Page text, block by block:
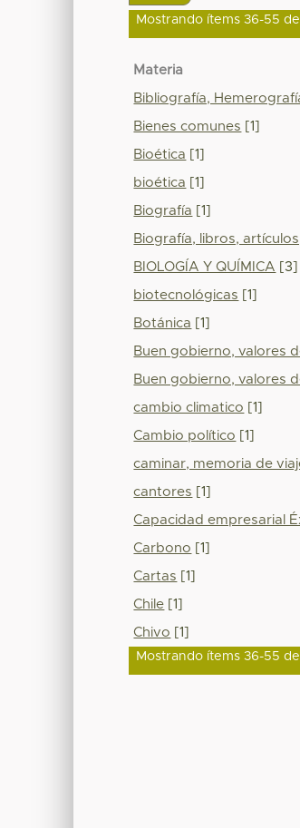
Mostrando ítems 36-55
Materia
Bibliografía,
Bienes comunes [1]
Bioética [1]
bioética [1]
Biografía [1]
Biografía, libros,
BIOLOGÍA Y QUÍMICA [3]
biotecnológicas [1]
Botánica [1]
Buen gobierno, valores
Buen gobierno, valores
cambio climatico [1]
Cambio político [1]
caminar, memoria de
cantores [1]
Capacidad empresarial
Carbono [1]
Cartas [1]
Chile [1]
Chivo [1]
Mostrando ítems 36-55